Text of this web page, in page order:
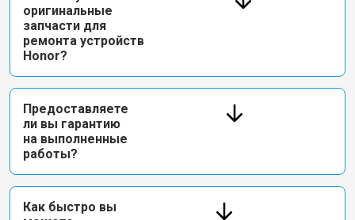
оригинальные
запчасти для
ремонта устройств
Honor?
Предоставляете
ли вы гарантию
на выполненные
работы?
Как быстро вы